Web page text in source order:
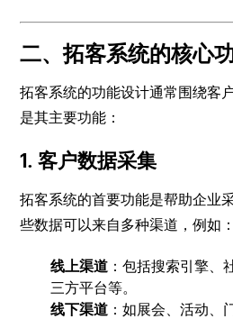
二、拓客系统的核心
拓客系统的功能设计通常围绕客
是其主要功能：
1. 客户数据采集
拓客系统的首要功能是帮助企业
些数据可以来自多种渠道，例如：
线上渠道 ：包括搜索引擎、
三方平台等。
线下渠道 ：如展会、活动、